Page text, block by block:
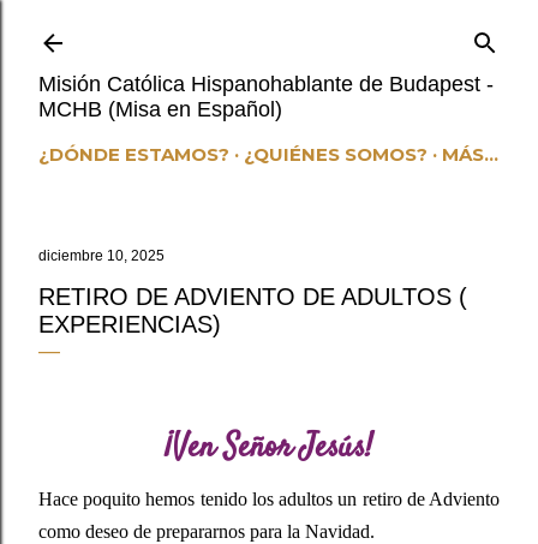
Misión Católica Hispanohablante de Budapest -
MCHB (Misa en Español)
¿DÓNDE ESTAMOS? ¿QUIÉNES SOMOS? MÁS…
diciembre 10, 2025
RETIRO DE ADVIENTO DE ADULTOS (
EXPERIENCIAS)
¡Ven Señor Jesús!
Hace poquito hemos tenido los adultos un retiro de Adviento
como deseo de prepararnos para la Navidad.